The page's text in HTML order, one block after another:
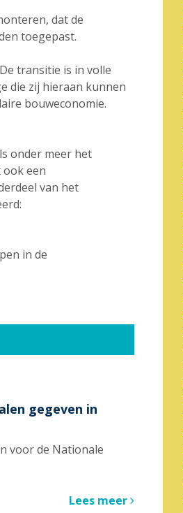
dat de
toegepast.
transitie is in volle
die zij hieraan kunnen
bouweconomie.
onder meer het
ook een
van het
in de
gegeven in
voor de Nationale
Lees meer